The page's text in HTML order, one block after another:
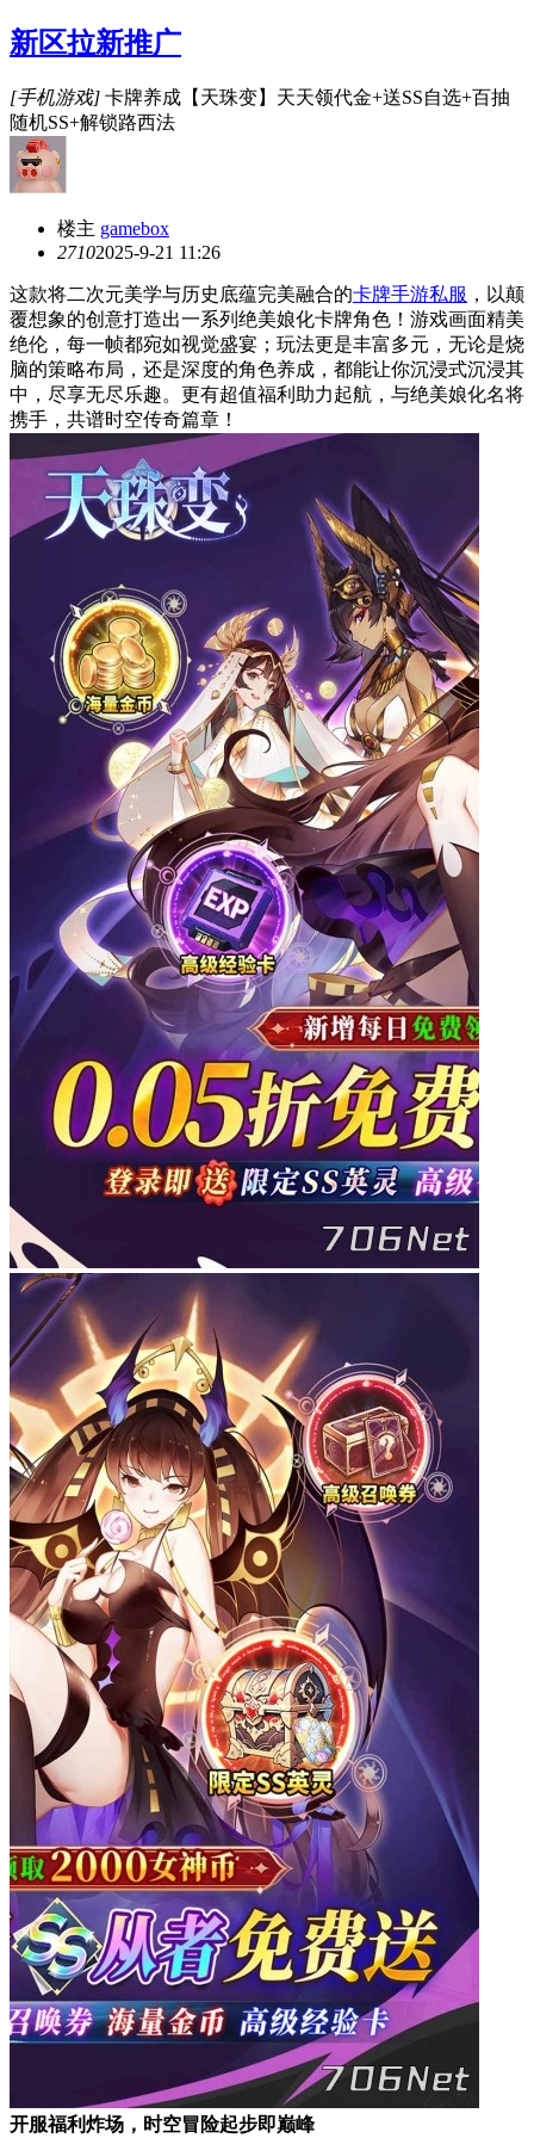
新区拉新推广
[手机游戏] 卡牌养成【天珠变】天天领代金+送SS自选+百抽
随机SS+解锁路西法
楼主 gamebox
27102025-9-21 11:26
这款将二次元美学与历史底蕴完美融合的卡牌手游私服 ，以颠
覆想象的创意打造出一系列绝美娘化卡牌角色！游戏画面精美
绝伦，每一帧都宛如视觉盛宴；玩法更是丰富多元，无论是烧
脑的策略布局，还是深度的角色养成，都能让你沉浸式沉浸其
中，尽享无尽乐趣。更有超值福利助力起航，与绝美娘化名将
携手，共谱时空传奇篇章！
开服福利炸场，时空冒险起步即巅峰